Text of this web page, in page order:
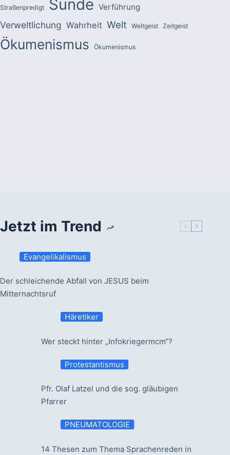
Straßenpredigt Sünde Verführung
Verweltlichung Wahrheit Welt Weltgeist Zeitgeist
Ökumenismus Ökumenismus
Jetzt im Trend
Evangelikalismus
Der schleichende Abfall von JESUS beim
Mitternachtsruf
Häretiker
Wer steckt hinter „Infokriegermcm“?
Protestantismus
Pfr. Olaf Latzel und die sog. gläubigen
Pfarrer
PNEUMATOLOGIE
14 Thesen zum Thema Sprachenreden in